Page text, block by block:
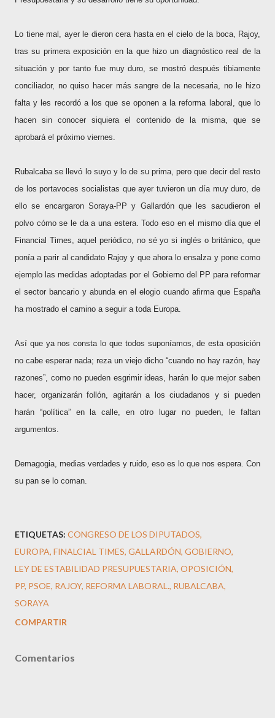
Lo tiene mal, ayer le dieron cera hasta en el cielo de la boca, Rajoy,
tras su primera exposición en la que hizo un diagnóstico real de la
situación y por tanto fue muy duro, se mostró después tibiamente
conciliador, no quiso hacer más sangre de la necesaria, no le hizo
falta y les recordó a los que se oponen a la reforma laboral, que lo
hacen sin conocer siquiera el contenido de la misma, que se
aprobará el próximo viernes.
Rubalcaba se llevó lo suyo y lo de su prima, pero que decir del resto
de los portavoces socialistas que ayer tuvieron un día muy duro, de
ello se encargaron Soraya-PP y Gallardón que les sacudieron el
polvo cómo se le da a una estera. Todo eso en el mismo día que el
Financial Times, aquel periódico, no sé yo si inglés o británico, que
ponía a parir al candidato Rajoy y que ahora lo ensalza y pone como
ejemplo las medidas adoptadas por el Gobierno del PP para reformar
el sector bancario y abunda en el elogio cuando afirma que España
ha mostrado el camino a seguir a toda Europa.
Así que ya nos consta lo que todos suponíamos, de esta oposición
no cabe esperar nada; reza un viejo dicho “cuando no hay razón, hay
razones”, como no pueden esgrimir ideas, harán lo que mejor saben
hacer, organizarán follón, agitarán a los ciudadanos y si pueden
harán “política” en la calle, en otro lugar no pueden, le faltan
argumentos.
Demagogia, medias verdades y ruido, eso es lo que nos espera. Con
su pan se lo coman.
ETIQUETAS: CONGRESO DE LOS DIPUTADOS
EUROPA FINALCIAL TIMES GALLARDÓN GOBIERNO
LEY DE ESTABILIDAD PRESUPUESTARIA OPOSICIÓN
PP PSOE RAJOY REFORMA LABORAL. RUBALCABA
SORAYA
COMPARTIR
Comentarios